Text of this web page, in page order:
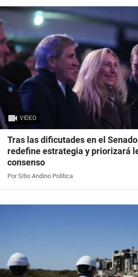
VIDEO
Tras las dificutades en el
redefine estrategia y priorizará
consenso
Por Sitio Andino Política